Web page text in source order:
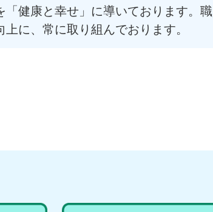
健康と幸せ」に導いております。
に、常に取り組んでおります。